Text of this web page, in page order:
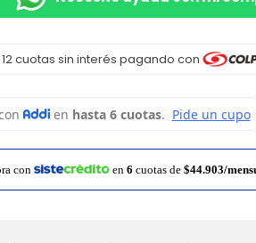
12 cuotas sin interés pagando con
con en 6 cuotas de $44.903/